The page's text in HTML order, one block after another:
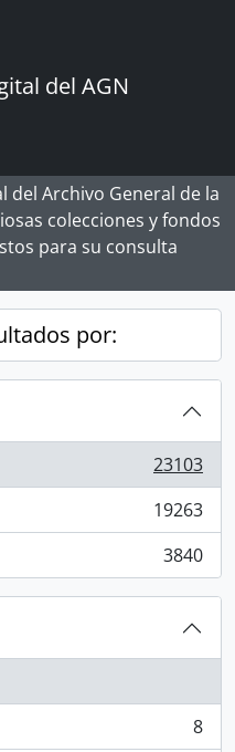
del AGN
del Archivo General de la
colecciones y fondos
para su consulta
por:
23103
19263
3840
8